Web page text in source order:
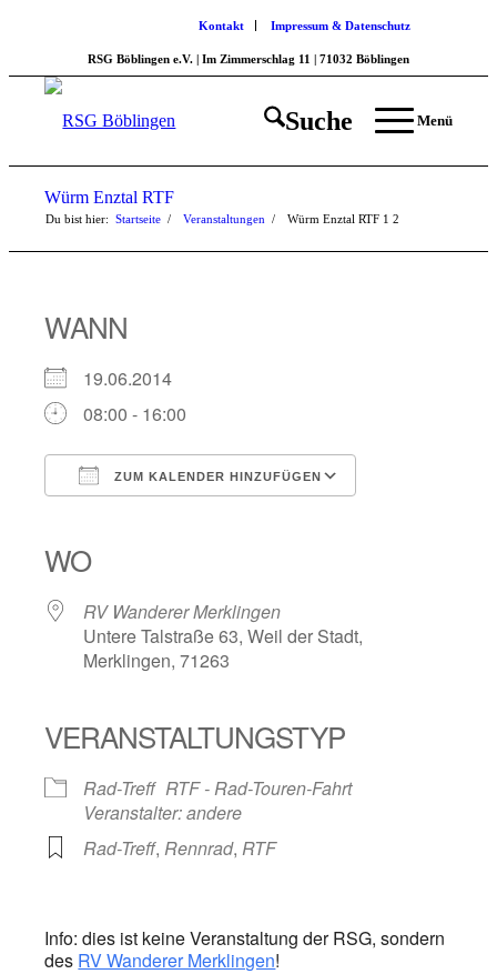
Kontakt Impressum & Datenschutz
RSG Böblingen e.V. | Im Zimmerschlag 11 | 71032 Böblingen
Suche Menü
Würm Enztal RTF
Du bist hier: Startseite 1
/ Veranstaltungen 2
/ Würm Enztal RTF
WANN
19.06.2014
08:00 - 16:00
ZUM KALENDER HINZUFÜGEN
WO
RV Wanderer Merklingen
Untere Talstraße 63, Weil der Stadt,
Merklingen, 71263
VERANSTALTUNGSTYP
Rad-Treff RTF - Rad-Touren-Fahrt
Veranstalter: andere
Rad-Treff,Rennrad,RTF
Info: dies ist keine Veranstaltung der RSG, sondern
des RV Wanderer Merklingen!